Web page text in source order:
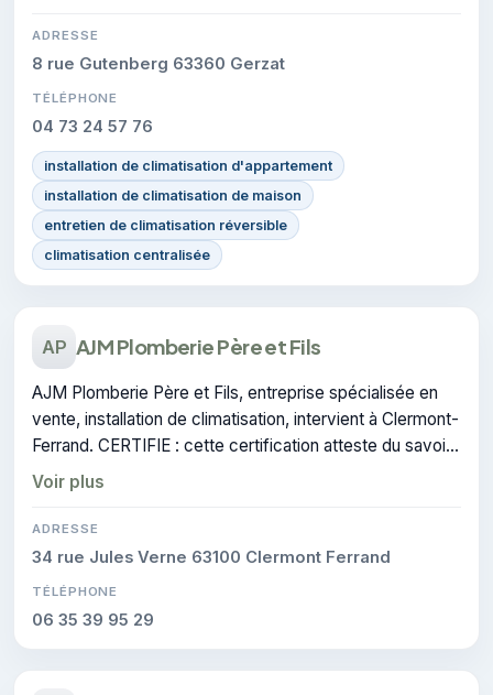
ADRESSE
8 rue Gutenberg 63360 Gerzat
TÉLÉPHONE
04 73 24 57 76
installation de climatisation d'appartement
installation de climatisation de maison
entretien de climatisation réversible
climatisation centralisée
AP AJM Plomberie Père et Fils
AJM Plomberie Père et Fils, entreprise spécialisée en
vente, installation de climatisation, intervient à Clermont-
Ferrand. CERTIFIE : cette certification atteste du savoir-
faire de l'entreprise.
Voir plus
ADRESSE
34 rue Jules Verne 63100 Clermont Ferrand
TÉLÉPHONE
06 35 39 95 29